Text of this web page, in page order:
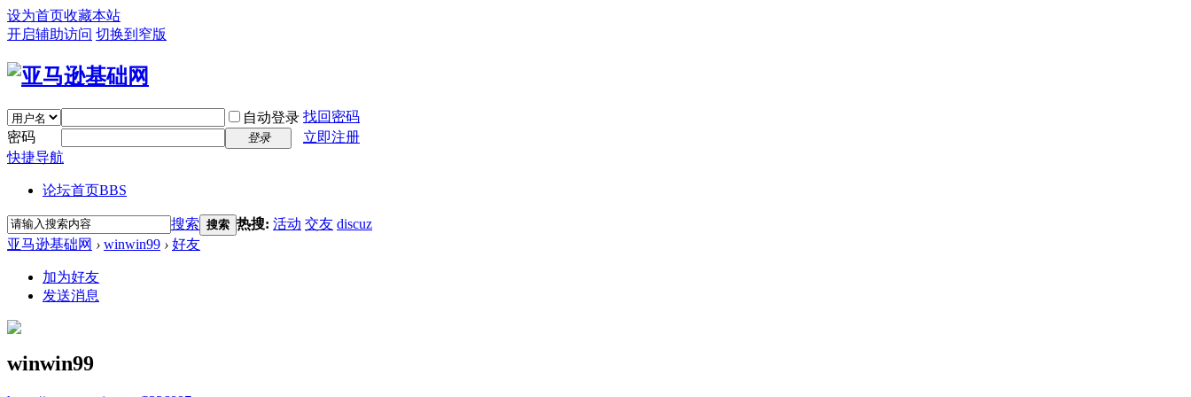
设为首页收藏本站
开启辅助访问 切换到窄版
自动登录 找回密码
密码
登录
立即注册
快捷导航
论坛首页BBS
搜索 搜索 热搜: 活动 交友 discuz
亚马逊基础网 › winwin99 › 好友
加为好友
发送消息
winwin99